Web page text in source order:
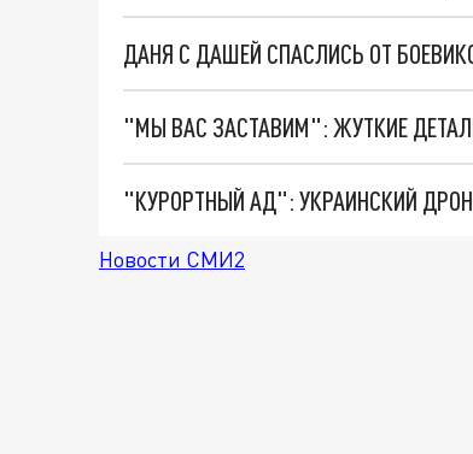
ДАНЯ С ДАШЕЙ СПАСЛИСЬ ОТ
"КУРОРТНЫЙ АД": УКРАИНСКИЙ
Новости СМИ2